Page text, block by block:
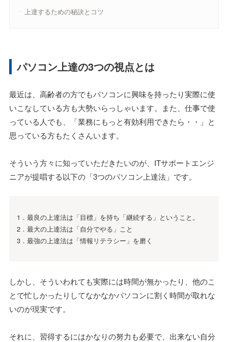
上達するための秘訣とコツ
パソコン上達の3つの視点とは
最近は、高齢者の方でもパソコンに興味を持ったり実際に使
いこなしている方も大勢いらっしゃいます。また、仕事で使
っている人でも、「業務にもっと有効利用できたら・・」と
思っている方もたくさんいます。
そういう方々に知っていただきたいのが、ITサポートエンジ
ニアが提唱する以下の「3つのパソコン上達法」です。
1．最良の上達法は「目標」を持ち「継続する」ということ。
2．最大の上達法は「自分でやる」こと
3．最強の上達法は「情報リテラシー」を磨く
しかし、そういわれても実際には時間が無かったり、他のこ
とで忙しかったりしてなかなかパソコンに割く時間が取れな
いのが現実です。
それに、習得するにはかなりの努力も必要で、出来ない自分